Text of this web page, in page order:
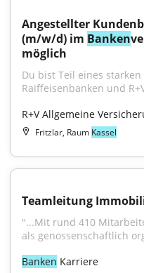
Angestellter
(m/w/d) im Banken
möglich
Du bist Teil eines
Raiffeisenbanken und
R+V Allgemeine
Fritzlar, Raum Kassel
Teamleitung
"...Mit rund 410
als genossenschaftlich
Banken Karriere